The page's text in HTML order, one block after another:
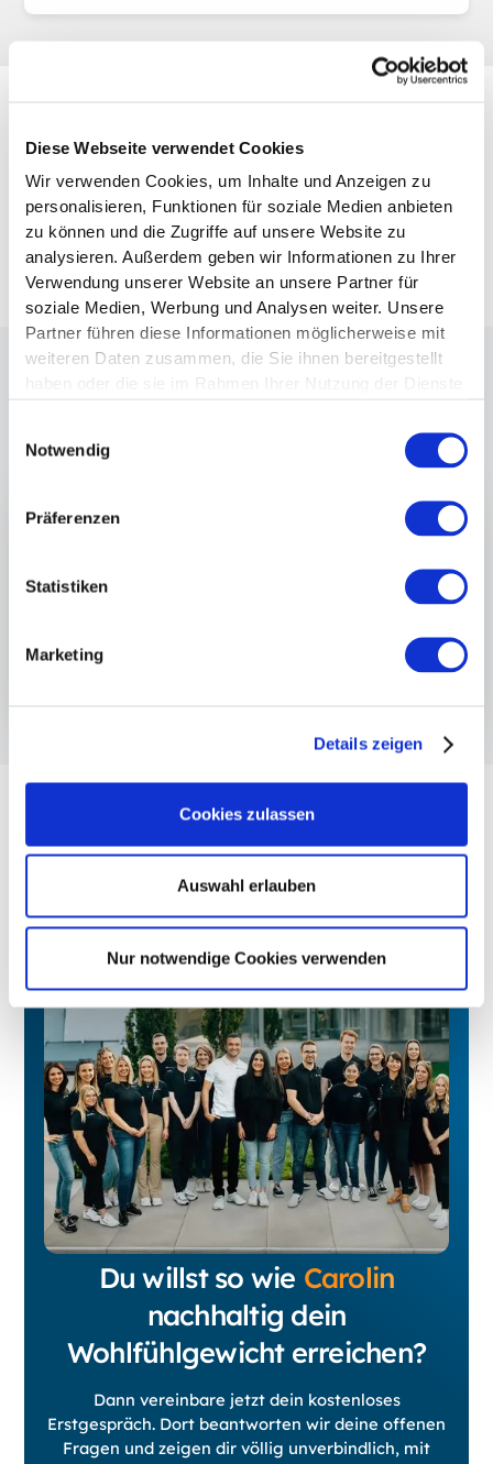
Diese Webseite verwendet Cookies
Wir verwenden Cookies, um Inhalte und Anzeigen zu
personalisieren, Funktionen für soziale Medien anbieten
zu können und die Zugriffe auf unsere Website zu
analysieren. Außerdem geben wir Informationen zu Ihrer
Verwendung unserer Website an unsere Partner für
soziale Medien, Werbung und Analysen weiter. Unsere
Partner führen diese Informationen möglicherweise mit
weiteren Daten zusammen, die Sie ihnen bereitgestellt
haben oder die sie im Rahmen Ihrer Nutzung der Dienste
Notwendig
Präferenzen
Statistiken
Marketing
Details zeigen
Cookies zulassen
Auswahl erlauben
Nur notwendige Cookies verwenden
Galerie
Du willst so wie Carolin
nachhaltig dein
Wohlfühlgewicht erreichen?
Dann vereinbare jetzt dein kostenloses
Erstgespräch. Dort beantworten wir deine offenen
Fragen und zeigen dir völlig unverbindlich, mit